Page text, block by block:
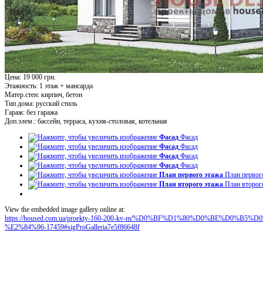
Цена: 19 000 грн.
Этажность: 1 этаж + мансарда
Матер.стен: кирпич, бетон
Тип дома: русский стиль
Гараж: без гаража
Доп.элем.: бассейн, терраса, кухня-столовая, котельная
Фасад Фасад
Фасад Фасад
Фасад Фасад
Фасад Фасад
План первого этажа План
План второго этажа План
View the embedded image gallery online at:
https://housed.com.ua/proekty-160-200-kv-m/
%E2%84%96-17459#sigProGalleria7e5f86648f